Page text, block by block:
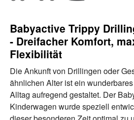
Babyactive Trippy
- Dreifacher Komfort,
Flexibilität
Die Ankunft von Drillingen oder
ähnlichen Alter ist ein
Alltag aufregend gestaltet. Der
Kinderwagen wurde speziell